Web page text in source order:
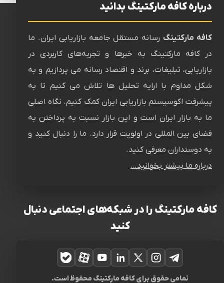
درباره کافه مارکتینگ بدانید
کافه مارکتینگرسانه‌ مستقل جامعه بازاریابی ایران. ما
در کافه مارکتینگ به خبرها و تجربه‌های کاربردی در
بازاریابی، تبلیغات، برند و اقتصاد رسانه می پردازیم و به
شکل مداوم با ارایه تحلیل ها تلاش می کنیم تا به
پیشرفت اکوسیستم بازاریابی ایران کمک کنیم. نگاه اصلی
ما به بازار ایران است و این بازار نسبت به پرداختن به
فضای بین المللی در اولویت قرار دارد. ما را دنبال کنید و
به دوستداران معرفی کنید.
درباره ما بیشتر بخوانید…
کافه مارکتینگ را در شبکه‌های اجتماعی دنبال
کنید
تلگراماینستاگرام
ایکسلینکدینیوتیوبآپاراتبله
تمامی حقوق برای کافه مارکتینگ محفوظ است.